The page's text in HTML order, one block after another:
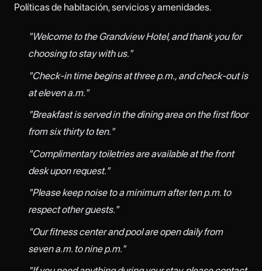
Políticas de habitación, servicios y amenidades.
"Welcome to the Grandview Hotel, and thank you for
choosing to stay with us."
"Check-in time begins at three p.m., and check-out is
at eleven a.m."
"Breakfast is served in the dining area on the first floor
from six thirty to ten."
"Complimentary toiletries are available at the front
desk upon request."
"Please keep noise to a minimum after ten p.m. to
respect other guests."
"Our fitness center and pool are open daily from
seven a.m. to nine p.m."